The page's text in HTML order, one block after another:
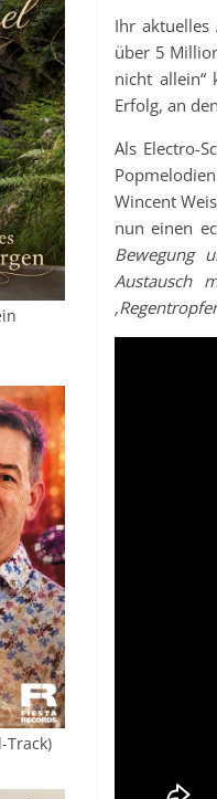
Ihr aktuelles
über 5
nicht allein“
Erfolg, an
Als Electro-
Wincent
nun einen
Bewegung
Austausch
Track)